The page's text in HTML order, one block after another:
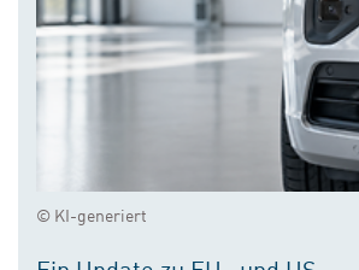
© KI-generiert